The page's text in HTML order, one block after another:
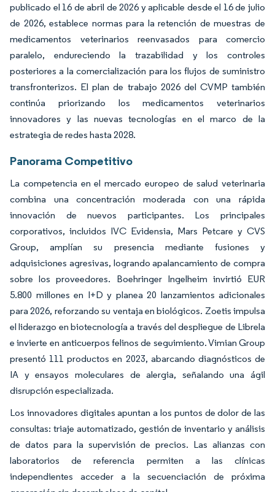
publicado el 16 de abril de 2026 y aplicable desde el 16 de julio
de 2026, establece normas para la retención de muestras de
medicamentos veterinarios reenvasados para comercio
paralelo, endureciendo la trazabilidad y los controles
posteriores a la comercialización para los flujos de suministro
transfronterizos. El plan de trabajo 2026 del CVMP también
continúa priorizando los medicamentos veterinarios
innovadores y las nuevas tecnologías en el marco de la
estrategia de redes hasta 2028.
Panorama Competitivo
La competencia en el mercado europeo de salud veterinaria
combina una concentración moderada con una rápida
innovación de nuevos participantes. Los principales
corporativos, incluidos IVC Evidensia, Mars Petcare y CVS
Group, amplían su presencia mediante fusiones y
adquisiciones agresivas, logrando apalancamiento de compra
sobre los proveedores. Boehringer Ingelheim invirtió EUR
5.800 millones en I+D y planea 20 lanzamientos adicionales
para 2026, reforzando su ventaja en biológicos. Zoetis impulsa
el liderazgo en biotecnología a través del despliegue de Librela
e invierte en anticuerpos felinos de seguimiento. Vimian Group
presentó 111 productos en 2023, abarcando diagnósticos de
IA y ensayos moleculares de alergia, señalando una ágil
disrupción especializada.
Los innovadores digitales apuntan a los puntos de dolor de las
consultas: triaje automatizado, gestión de inventario y análisis
de datos para la supervisión de precios. Las alianzas con
laboratorios de referencia permiten a las clínicas
independientes acceder a la secuenciación de próxima